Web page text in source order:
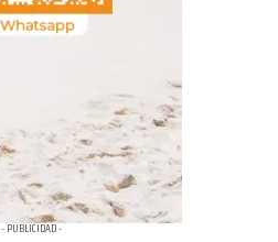
- PUBLICIDAD -